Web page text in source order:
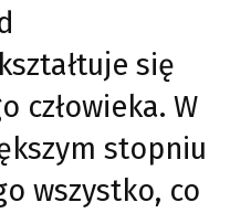
się
człowieka. W
stopniu
wszystko, co